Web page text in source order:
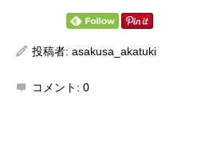
投稿者: asakusa_akatuki
コメント: 0